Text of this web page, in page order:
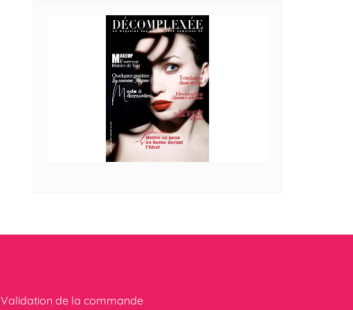
Validation de la commande